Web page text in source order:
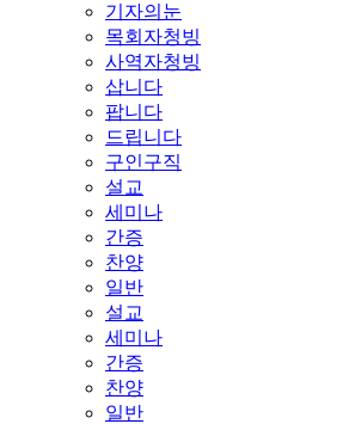
기자의눈
목회자청빙
사역자청빙
삽니다
팝니다
드립니다
구인구직
설교
세미나
간증
찬양
일반
설교
세미나
간증
찬양
일반